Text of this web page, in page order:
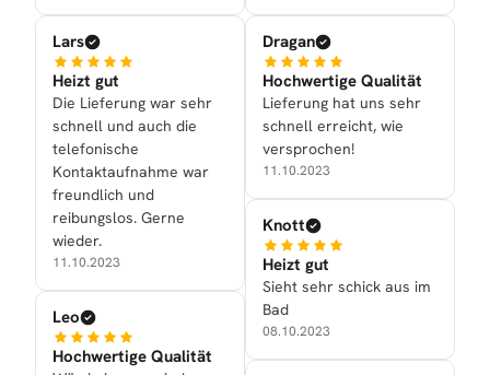
Lars
Heizt gut
Die Lieferung war sehr
schnell und auch die
telefonische
Kontaktaufnahme war
freundlich und
reibungslos. Gerne
wieder.
11.10.2023
Leo
Hochwertige Qualität
Dragan
Hochwertige Qualität
Lieferung hat uns sehr
schnell erreicht, wie
versprochen!
11.10.2023
Knott
Heizt gut
Sieht sehr schick aus im
Bad
08.10.2023